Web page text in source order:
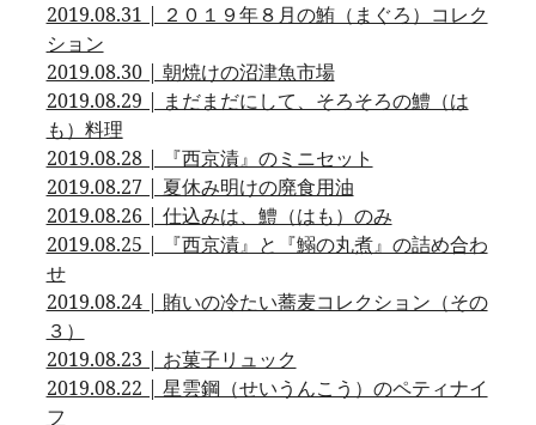
2019.08.31 | ２０１９年８月の鮪（まぐろ）コレク
ション
2019.08.30 | 朝焼けの沼津魚市場
2019.08.29 | まだまだにして、そろそろの鱧（は
も）料理
2019.08.28 | 『西京漬』のミニセット
2019.08.27 | 夏休み明けの廃食用油
2019.08.26 | 仕込みは、鱧（はも）のみ
2019.08.25 | 『西京漬』と『鰯の丸煮』の詰め合わ
せ
2019.08.24 | 賄いの冷たい蕎麦コレクション（その
３）
2019.08.23 | お菓子リュック
2019.08.22 | 星雲鋼（せいうんこう）のペティナイ
フ